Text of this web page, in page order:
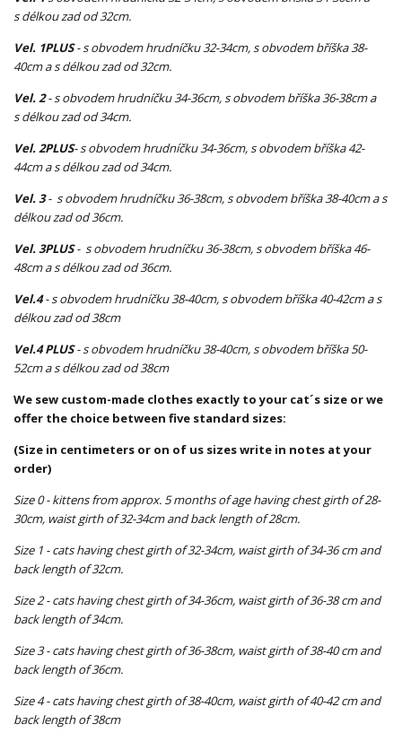
s délkou zad od 32cm.
Vel. 1PLUS- s obvodem hrudníčku 32-34cm, s obvodem bříška 38-
40cm a s délkou zad od 32cm.
Vel. 2- s obvodem hrudníčku 34-36cm, s obvodem bříška 36-38cm a
s délkou zad od 34cm.
Vel. 2PLUS- s obvodem hrudníčku 34-36cm, s obvodem bříška 42-
44cm a s délkou zad od 34cm.
Vel. 3- s obvodem hrudníčku 36-38cm, s obvodem bříška 38-40cm a s
délkou zad od 36cm.
Vel. 3PLUS- s obvodem hrudníčku 36-38cm, s obvodem bříška 46-
48cm a s délkou zad od 36cm.
Vel.4- s obvodem hrudníčku 38-40cm, s obvodem bříška 40-42cm a s
délkou zad od 38cm
Vel.4 PLUS- s obvodem hrudníčku 38-40cm, s obvodem bříška 50-
52cm a s délkou zad od 38cm
We sew custom-made clothes exactly to your cat´s size or we
offer the choice between five standard sizes:
(Size in centimeters or on of us sizes write in notes at your
order)
Size 0- kittens from approx. 5 months of age having chest girth of 28-
30cm, waist girth of 32-34cm and back length of 28cm.
Size 1 - cats having chest girth of 32-34cm, waist girth of 34-36 cm and
back length of 32cm.
Size 2 -cats having chest girth of 34-36cm, waist girth of 36-38 cm and
back length of 34cm.
Size 3 -cats having chest girth of 36-38cm, waist girth of 38-40 cm and
back length of 36cm.
Size 4 -cats having chest girth of 38-40cm, waist girth of 40-42 cm and
back length of 38cm